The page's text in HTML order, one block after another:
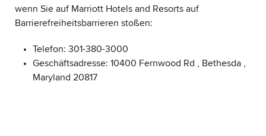
wenn Sie auf Marriott Hotels and Resorts auf
Barrierefreiheitsbarrieren stoßen:
Telefon: 301-380-3000
Geschäftsadresse: 10400 Fernwood Rd , Bethesda ,
Maryland 20817